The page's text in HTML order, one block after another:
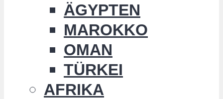
ÄGYPTEN
MAROKKO
OMAN
TÜRKEI
AFRIKA